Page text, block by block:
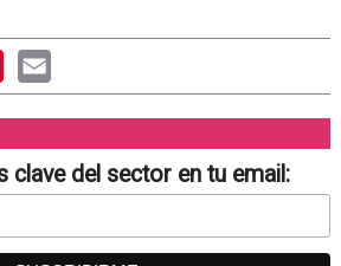
PinterestEmail
clave del sector en tu email: